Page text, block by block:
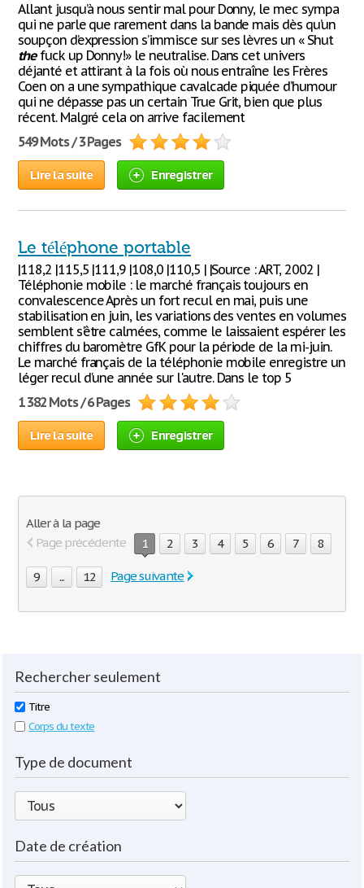
Allant jusqu’à nous sentir mal pour Donny, le mec sympa
qui ne parle que rarement dans la bande mais dès qu’un
soupçon d’expression s’immisce sur ses lèvres un « Shut
thefuck up Donny!» le neutralise. Dans cet univers
déjanté et attirant à la fois où nous entraîne les Frères
Coen on a une sympathique cavalcade piquée d’humour
qui ne dépasse pas un certain True Grit, bien que plus
récent. Malgré cela on arrive facilement
549 Mots / 3 Pages
Lire la suite Enregistrer
Le téléphone portable
|118,2 |115,5 |111,9 |108,0 |110,5 | |Source : ART, 2002 |
Téléphonie mobile : le marché français toujours en
convalescence Après un fort recul en mai, puis une
stabilisation en juin, les variations des ventes en volumes
semblent s'être calmées, comme le laissaient espérer les
chiffres du baromètre GfK pour la période de la mi-juin.
Le marché français de la téléphonie mobile enregistre un
léger recul d'une année sur l'autre. Dans le top 5
1 382 Mots / 6 Pages
Lire la suite Enregistrer
Aller à la page
Page précédente
1 2 3 4 5 6 7 8
9 ... 12 Page suivante
Rechercher seulement
Titre
Corps du texte
Type de document
Date de création